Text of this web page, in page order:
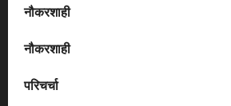
नौकरशाही
नौकरशाही
परिचर्चा